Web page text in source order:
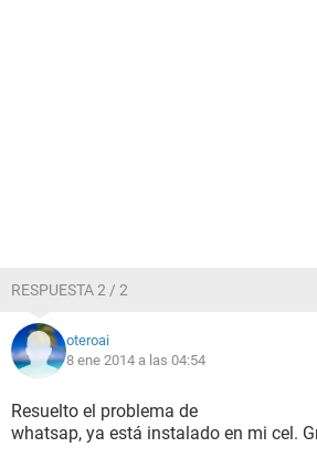
RESPUESTA 2 / 2
oteroai
8 ene 2014 a las 04:54
Resuelto el problema de
whatsap, ya está instalado en mi cel.